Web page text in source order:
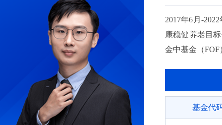
2017年6月-
康稳健养老目
金中基金（FOF
基金代